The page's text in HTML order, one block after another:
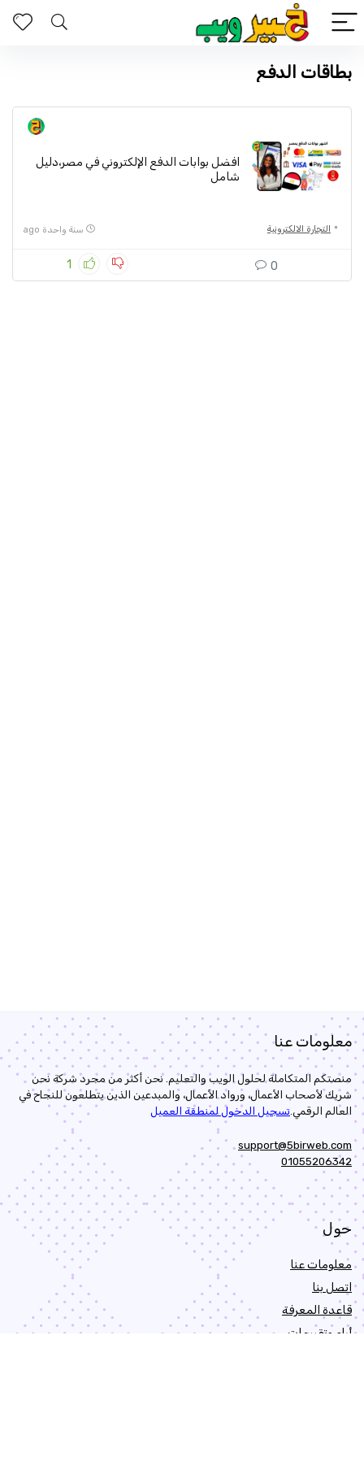
بطاقات الدفع
افضل بوابات الدفع الإلكتروني في مصر،دليل
شامل
التجارة الالكترونية سنة واحدة ago
1 0
معلومات عنا
منصتكم المتكاملة لحلول الويب والتعليم. نحن أكثر من مجرد شركة نحن
شريك لأصحاب الأعمال، ورواد الأعمال، والمبدعين الذين يتطلعون للنجاح في
العالم الرقمي.تسجيل الدخول لمنطقة العميل
support@5birweb.com
01055206342
حول
معلومات عنا
اتصل بنا
قاعدة المعرفة
أراء وتقييمات